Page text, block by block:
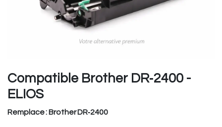
Compatible Brother DR‑2400 -
ELIOS
Remplace : Brother DR‑2400